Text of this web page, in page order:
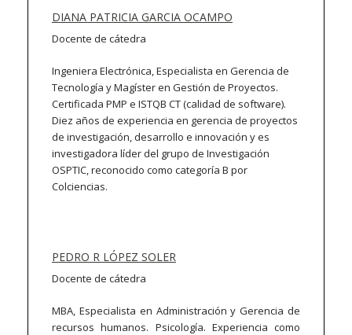
DIANA PATRICIA GARCIA OCAMPO
Docente de cátedra
Ingeniera Electrónica, Especialista en Gerencia de
Tecnología y Magíster en Gestión de Proyectos.
Certificada PMP e ISTQB CT (calidad de software).
Diez años de experiencia en gerencia de proyectos
de investigación, desarrollo e innovación y es
investigadora líder del grupo de Investigación
OSPTIC, reconocido como categoría B por
Colciencias.
PEDRO R LÓPEZ SOLER
Docente de cátedra
MBA, Especialista en Administración y Gerencia de
recursos humanos. Psicología. Experiencia como